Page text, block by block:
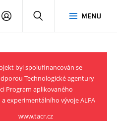
MENU
PŘIHLÁSIT
byl spolufinancován se
Technologické agentury
Program aplikovaného
experimentálního vývoje ALFA
www.tacr.cz